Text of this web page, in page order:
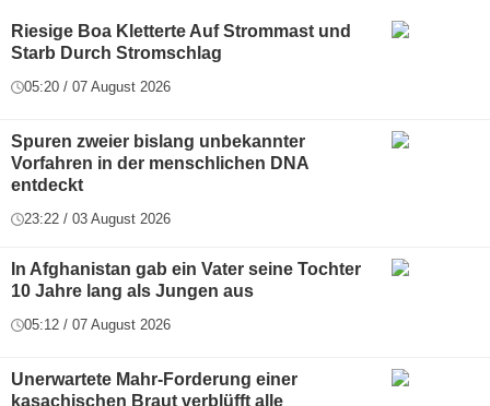
Riesige Boa Kletterte Auf Strommast und
Starb Durch Stromschlag
05:20 / 07 August 2026
Spuren zweier bislang unbekannter
Vorfahren in der menschlichen DNA
entdeckt
23:22 / 03 August 2026
In Afghanistan gab ein Vater seine Tochter
10 Jahre lang als Jungen aus
05:12 / 07 August 2026
Unerwartete Mahr-Forderung einer
kasachischen Braut verblüfft alle